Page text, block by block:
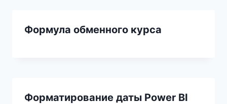
Формула обменного курса
Форматирование даты Power BI